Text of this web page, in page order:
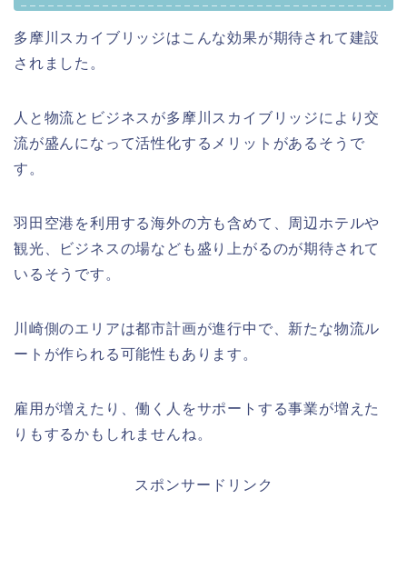
多摩川スカイブリッジはこんな効果が期待されて建設
されました。
人と物流とビジネスが多摩川スカイブリッジにより交
流が盛んになって活性化するメリットがあるそうで
す。
羽田空港を利用する海外の方も含めて、周辺ホテルや
観光、ビジネスの場なども盛り上がるのが期待されて
いるそうです。
川崎側のエリアは都市計画が進行中で、新たな物流ル
ートが作られる可能性もあります。
雇用が増えたり、働く人をサポートする事業が増えた
りもするかもしれませんね。
スポンサードリンク